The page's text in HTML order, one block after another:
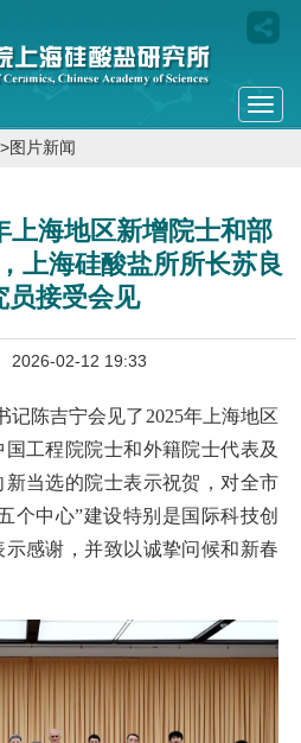
>图片新闻
上海地区新增院士和部
上海硅酸盐所所长苏良
员接受会见
2026-02-12 19:33
记陈吉宁会见了 2025年上海地区
工程院院士和外籍院士代表及
当选的院士表示祝贺，对全市
个中心”建设特别是国际科技创
感谢，并致以诚挚问候和新春